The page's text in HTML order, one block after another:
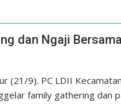
dan Ngaji Bersama
(21/9). PC LDII
family gathering dan